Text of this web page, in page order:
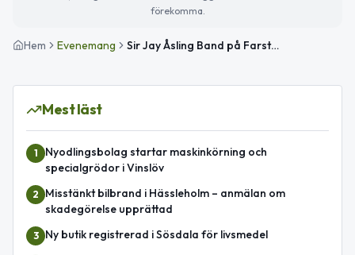
förekomma.
Hem Evenemang Sir Jay Åsling Band på Farstorps bygdegård
Mest läst
1
Nyodlingsbolag startar maskinkörning och
specialgrödor i Vinslöv
2
Misstänkt bilbrand i Hässleholm – anmälan om
skadegörelse upprättad
3 Ny butik registrerad i Sösdala för livsmedel